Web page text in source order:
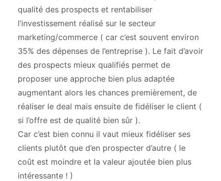
qualité des prospects et rentabiliser
l’investissement réalisé sur le secteur
marketing/commerce ( car c’est souvent environ
35% des dépenses de l’entreprise ). Le fait d’avoir
des prospects mieux qualifiés permet de
proposer une approche bien plus adaptée
augmentant alors les chances premièrement, de
réaliser le deal mais ensuite de fidéliser le client (
si l’offre est de qualité bien sûr ).
Car c’est bien connu il vaut mieux fidéliser ses
clients plutôt que d’en prospecter d’autre ( le
coût est moindre et la valeur ajoutée bien plus
intéressante ! )